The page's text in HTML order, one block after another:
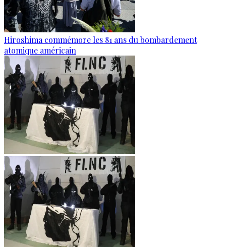
Hiroshima commémore les 81 ans du bombardement
atomique américain